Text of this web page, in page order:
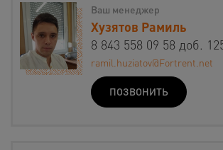
Ваш менеджер
Хузятов Рамиль
8 843 558 09 58 доб.
ramil.huziatov@Fortrent.net
ПОЗВОНИТЬ